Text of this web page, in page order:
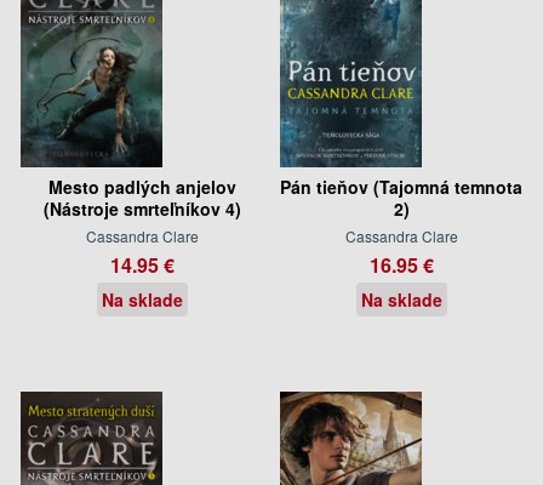
Mesto padlých anjelov
(Nástroje smrteľníkov 4)
Cassandra Clare
14.95 €
Na sklade
Pán tieňov (Tajomná temnota
2)
Cassandra Clare
16.95 €
Na sklade